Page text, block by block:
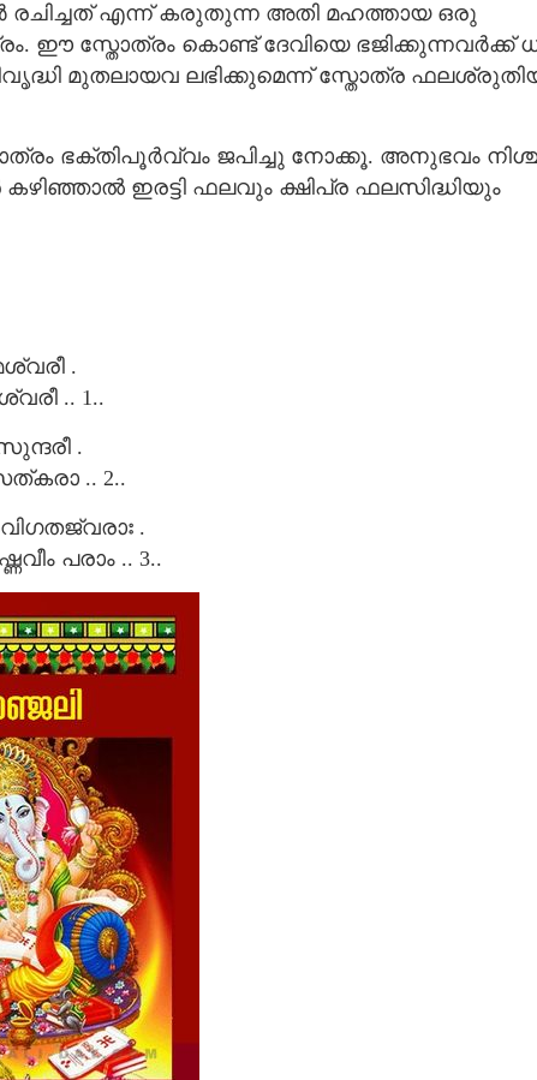
രചിച്ചത് എന്ന് കരുതുന്ന അതി മഹത്തായ ഒരു
ഈ സ്തോത്രം കൊണ്ട് ദേവിയെ ഭജിക്കുന്നവർക്ക്
മുതലായവ ലഭിക്കുമെന്ന് സ്തോത്ര
ഭക്തിപൂർവ്വം ജപിച്ചു നോക്കൂ. അനുഭവം
ഇരട്ടി ഫലവും ക്ഷിപ്ര ഫലസിദ്ധിയും
.
.. 1..
.
.. 2..
.
പരാം .. 3..